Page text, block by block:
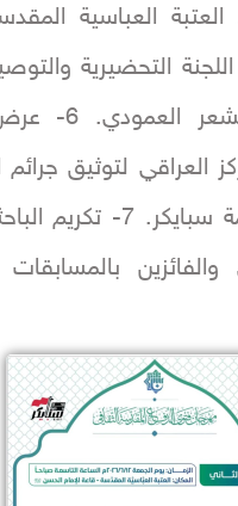
العباسية
قصيدة من الشعر
العراقي لتوثيق
ومن بينها جريمة سبايكر. 7-
والفائزين بالمسابقات